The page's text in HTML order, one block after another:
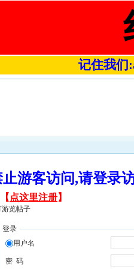
记住我们
止游客访问,请登
【 点这里注册】
游览帖子
登录
用户名
密 码